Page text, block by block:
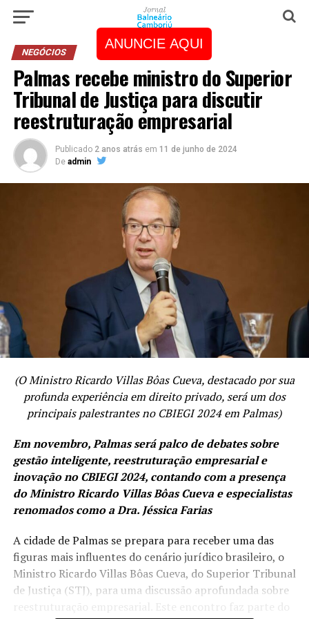
ANUNCIE AQUI
NEGÓCIOS
Palmas recebe ministro do Superior
Tribunal de Justiça para discutir
reestruturação empresarial
Publicado 2 anos atrás em 11 de junho de 2024
De admin
(O Ministro Ricardo Villas Bôas Cueva, destacado por sua
profunda experiência em direito privado, será um dos
principais palestrantes no CBIEGI 2024 em Palmas)
Em novembro, Palmas será palco de debates sobre
gestão inteligente, reestruturação empresarial e
inovação no CBIEGI 2024, contando com a presença
do Ministro Ricardo Villas Bôas Cueva e especialistas
renomados como a Dra. Jéssica Farias
A cidade de Palmas se prepara para receber uma das
figuras mais influentes do cenário jurídico brasileiro, o
Ministro Ricardo Villas Bôas Cueva, do Superior Tribunal
de Justiça (STJ), para uma discussão aprofundada sobre